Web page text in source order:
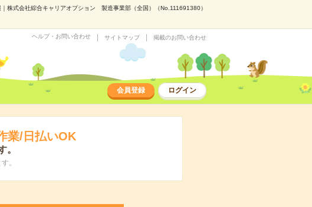
株式会社綜合キャリアオプション 製造事業部（全国）（No.111691380）
ヘルプ・お問い合わせ サイトマップ 掲載のお問い合わせ
会員登録 ログイン
業/日払いOK
。
。